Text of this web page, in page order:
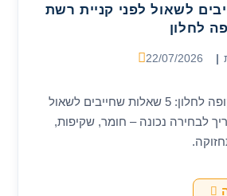
לשאול לפני קניית רשת
לחלון
פורסם:
22/07/2026
רשת פיברגלס שקופה לחלון: 5 שאלות שחייבים לשאול
לבחירה נכונה – חומר, שקיפות,
5